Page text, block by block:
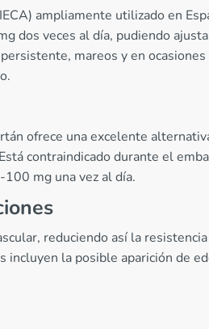
ampliamente utilizado en
dos veces al día, pudiendo
mareos y en
ofrece una excelente
contraindicado durante el
mg una vez al día.
reduciendo así la
incluyen la posible aparición de